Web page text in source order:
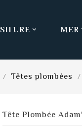

SILURE MER
Têtes plombées
Tête Plombée